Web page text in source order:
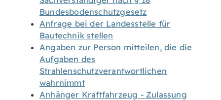
Bundesbodenschutzgesetz
Anfrage bei der Landesstelle für
Bautechnik stellen
Angaben zur Person mitteilen, die die
Aufgaben des
Strahlenschutzverantwortlichen
wahrnimmt
Anhänger Kraftfahrzeug - Zulassung